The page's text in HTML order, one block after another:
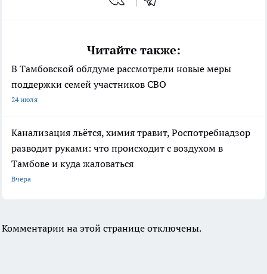
Читайте также:
В Тамбовской облдуме рассмотрели новые меры
поддержки семей участников СВО
24 июля
Канализация льётся, химия травит, Роспотребнадзор
разводит руками: что происходит с воздухом в
Тамбове и куда жаловаться
Вчера
Комментарии на этой странице отключены.